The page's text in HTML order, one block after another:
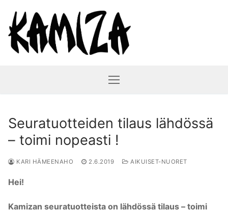
sisältöön
Seuratuotteiden tilaus lähdössä
– toimi nopeasti !
KARI HÄMEENAHO 2.6.2019 AIKUISET-NUORET
Hei!
Kamizan seuratuotteista on lähdössä tilaus – toimi